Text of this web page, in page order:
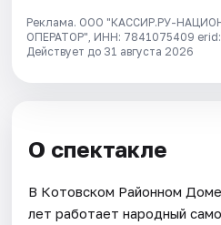
Реклама. ООО "КАССИР.РУ-
ОПЕРАТОР", ИНН: 7841075409 erid:
Действует до 31 августа 2026
О спектакле
В Котовском Районном
лет работает народный